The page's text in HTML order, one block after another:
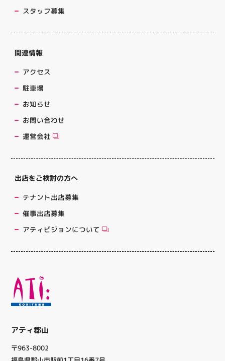
アティ郡山
〒963-8002
スタッフ募集
関連情報
アクセス
駐車場
お知らせ
お問い合わせ
運営会社
出店をご検討の方へ
テナント出店募集
催事出店募集
アティビジョンについて